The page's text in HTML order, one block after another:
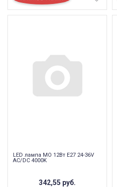
LED лампа МО 12Вт Е27 24-36V
AC/DC 4000K
342,55 руб.